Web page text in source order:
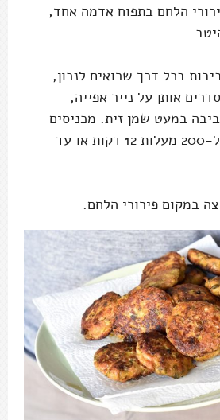
הלחם בתפוח אדמה אחד,
בכל דרך שרואים לנכון,
אותן על נייר אפייה,
במעט שמן זית. מכניסים
לתנור שחומם ל-200 מעלות 12 דקות או עד
במקום פירורי הלחם.